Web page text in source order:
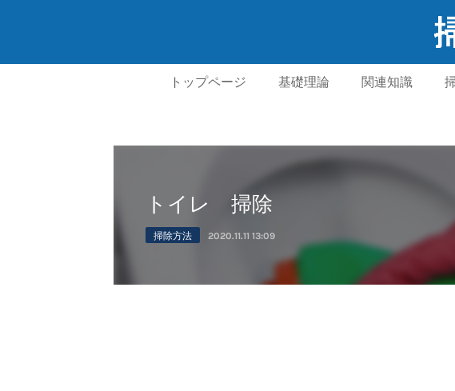
トップページ 基礎理論 関連知識
トイレ 掃除
掃除方法 2020.11.11 13:09